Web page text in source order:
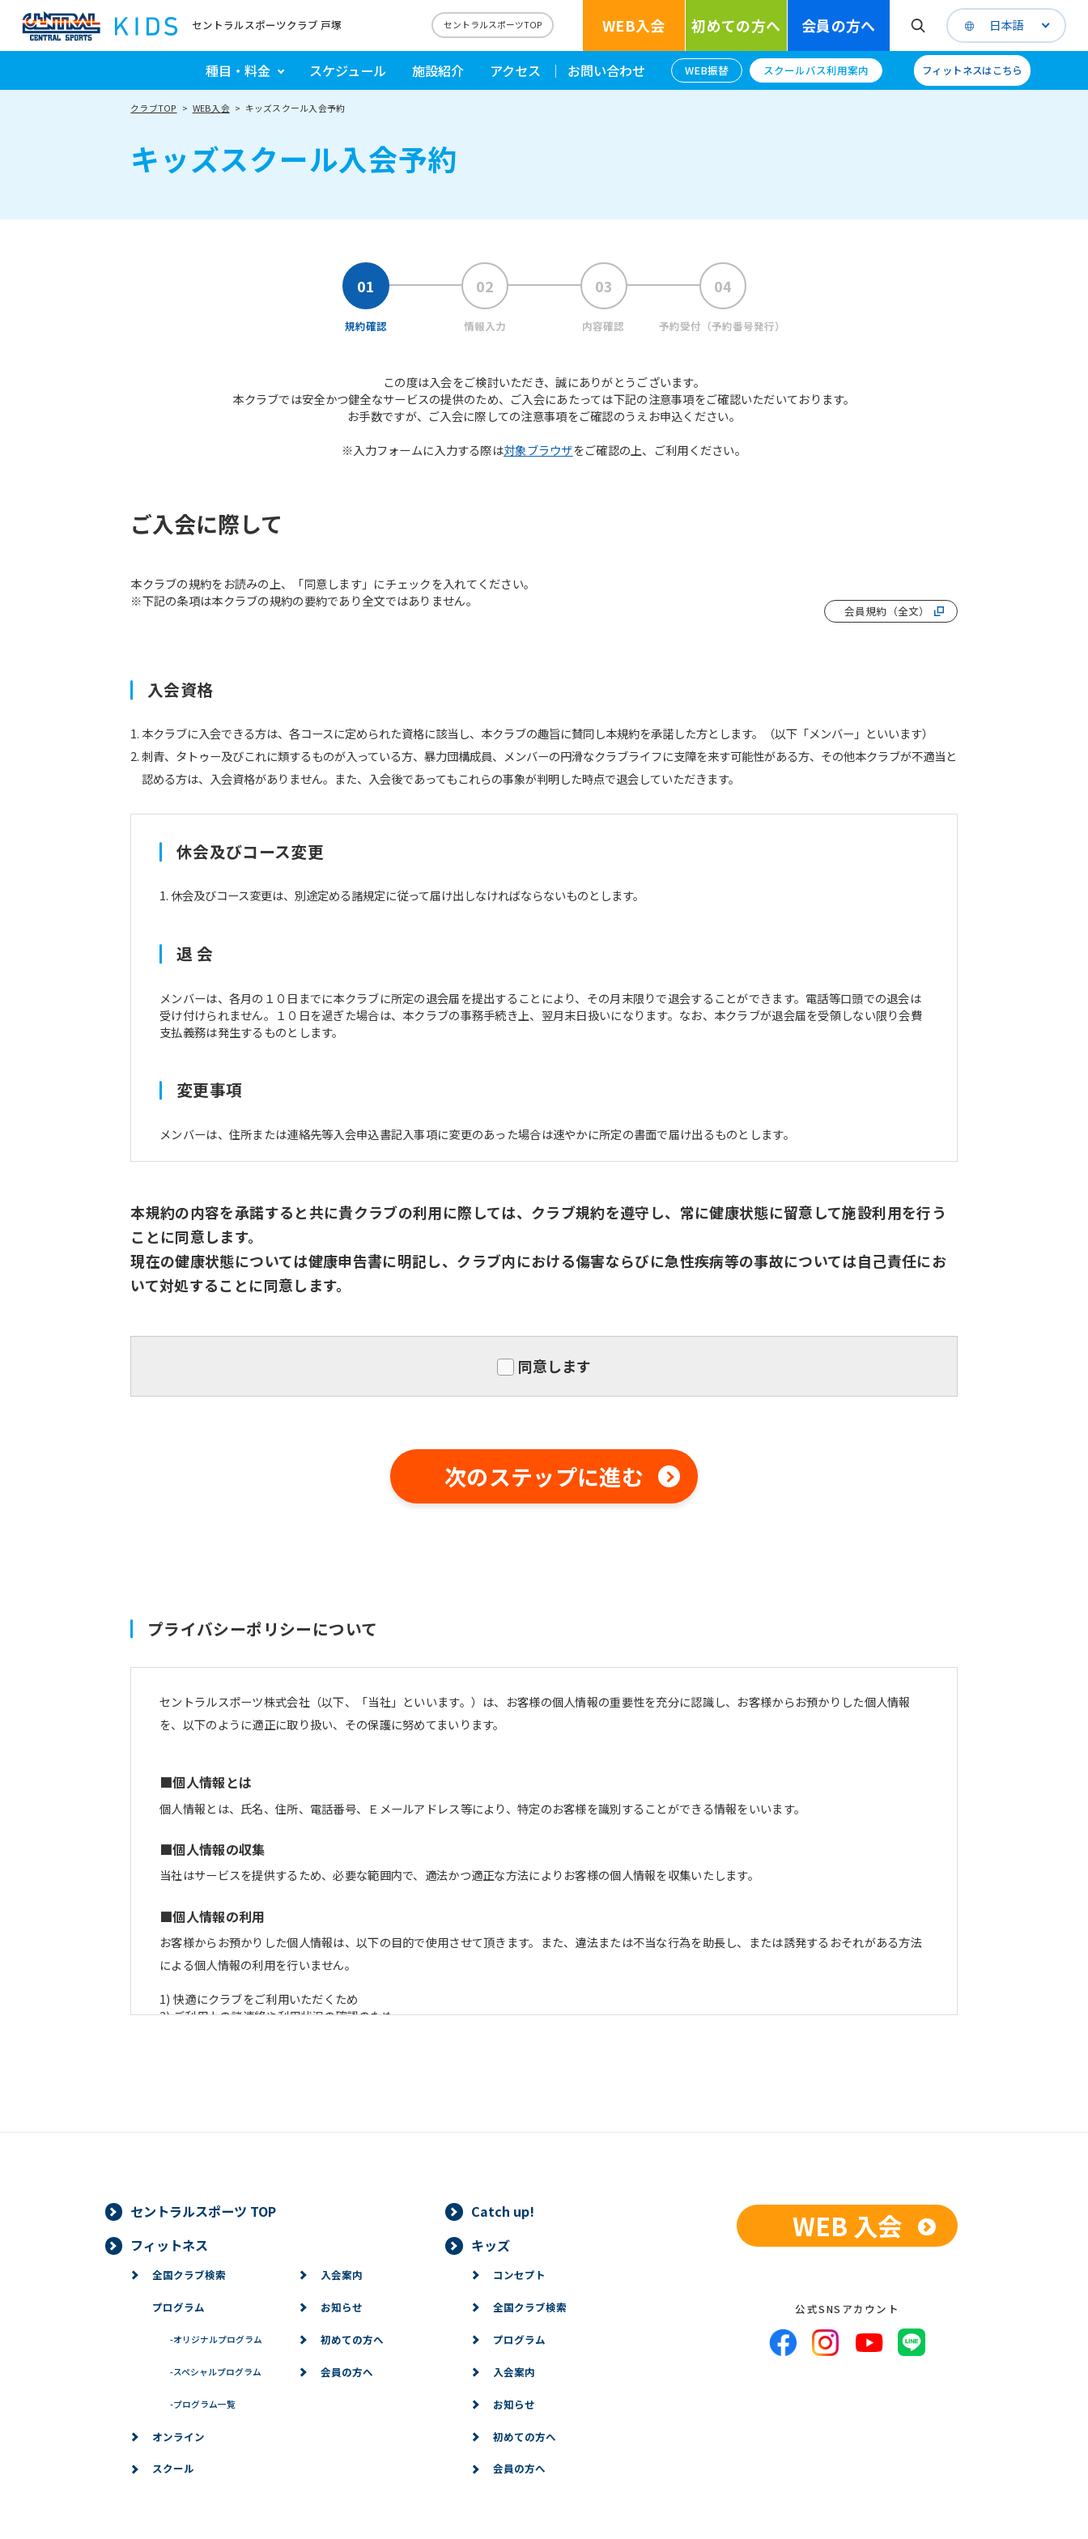
セントラルスポーツクラブ 戸塚 セントラルスポーツTOP WEB入会 初めての方へ 会員の方へ 日本語
種目・料金 スケジュール 施設紹介 アクセス お問い合わせ WEB振替 スクールバス利用案内 フィットネスはこちら
クラブTOP WEB入会 キッズスクール入会予約
キッズスクール入会予約
規約確認 情報入力 内容確認 予約受付 （予約番号発行）
この度は入会をご検討いただき、誠にありがとうございます。
本クラブでは安全かつ健全なサービスの提供のため、ご入会にあたっては下記の注意事項をご確認いただいております。
お手数ですが、ご入会に際しての注意事項をご確認のうえお申込ください。
※入力フォームに入力する際は対象ブラウザをご確認の上、ご利用ください。
ご入会に際して
本クラブの規約をお読みの上、「同意します」にチェックを入れてください。
※下記の条項は本クラブの規約の要約であり全文ではありません。
会員規約（全文）
入会資格
本クラブに入会できる方は、各コースに定められた資格に該当し、本クラブの趣旨に賛同し本規約を承諾した方とします。（以下「メンバー」といいます）
刺青、タトゥー及びこれに類するものが入っている方、暴力団構成員、メンバーの円滑なクラブライフに支障を来す可能性がある方、その他本クラブが不適当と
認める方は、入会資格がありません。また、入会後であってもこれらの事象が判明した時点で退会していただきます。
休会及びコース変更
休会及びコース変更は、別途定める諸規定に従って届け出しなければならないものとします。
退 会
メンバーは、各月の１０日までに本クラブに所定の退会届を提出することにより、その月末限りで退会することができます。電話等口頭での退会は
受け付けられません。１０日を過ぎた場合は、本クラブの事務手続き上、翌月末日扱いになります。なお、本クラブが退会届を受領しない限り会費
支払義務は発生するものとします。
変更事項
メンバーは、住所または連絡先等入会申込書記入事項に変更のあった場合は速やかに所定の書面で届け出るものとします。
本規約の内容を承諾すると共に貴クラブの利用に際しては、クラブ規約を遵守し、常に健康状態に留意して施設利用を行う
ことに同意します。
現在の健康状態については健康申告書に明記し、クラブ内における傷害ならびに急性疾病等の事故については自己責任にお
いて対処することに同意します。
同意します
次のステップに進む
プライバシーポリシーについて
セントラルスポーツ株式会社（以下、「当社」といいます。）は、お客様の個人情報の重要性を充分に認識し、お客様からお預かりした個人情報
を、以下のように適正に取り扱い、その保護に努めてまいります。
■個人情報とは
個人情報とは、氏名、住所、電話番号、Ｅメールアドレス等により、特定のお客様を識別することができる情報をいいます。
■個人情報の収集
当社はサービスを提供するため、必要な範囲内で、適法かつ適正な方法によりお客様の個人情報を収集いたします。
■個人情報の利用
お客様からお預かりした個人情報は、以下の目的で使用させて頂きます。また、違法または不当な行為を助長し、または誘発するおそれがある方法
による個人情報の利用を行いません。
1) 快適にクラブをご利用いただくため
2) ご利用上の諸連絡や利用状況の確認のため
■個人情報の開示
当社は、お客様からお預かりした個人情報は、正当な理由がある場合を除き、ご本人の同意なく第三者に提供、開示いたしません。ただし、法令に
必要な範囲内において開示する場合、法令に基づき当社が開示を求められた場合、司法または行政機関から開示を求められた場合は、この限りでは
ありません。また、お客様からお預かりした個人情報の確認（第三者提供記録の開示を含みます。）をご本人が希望される場合は、合理的な範囲で
■個人情報の訂正、変更、削除、利用停止等
当社は、お客様からお預かりした個人情報に対して、ご本人より情報の訂正、変更、削除、利用停止、第三者への提供の停止等のお申し出があった
※問い合わせ窓口
For foreigners
automatically translated into
However, if you use an automatic
version of this website will be
not be an accurate translation.
fully understand this before using
the service.
セントラルスポーツ TOP
Catch up!
フィットネス
全国クラブ検索
プログラム
-オリジナルプログラム
-スペシャルプログラム
-プログラム一覧
オンライン
スクール
入会案内
お知らせ
初めての方へ
会員の方へ
キッズ
コンセプト
全国クラブ検索
プログラム
入会案内
お知らせ
初めての方へ
会員の方へ
WEB 入会
公式SNSアカウント